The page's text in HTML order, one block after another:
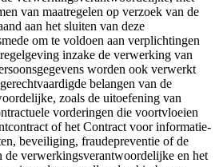
van maatregelen op verzoek van de
aan het sluiten van deze
om te voldoen aan verplichtingen
inzake de verwerking van
worden ook verwerkt
belangen van de
zoals de uitoefening van
vorderingen die voortvloeien
of het Contract voor informatie-
beveiliging, fraudepreventie of de
de verwerkingsverantwoordelijke en het